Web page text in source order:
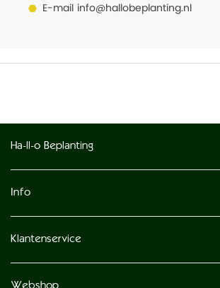
E-mail info@hallobeplanting.nl
Ha-ll-o Beplanting
Info
Klantenservice
Webshop